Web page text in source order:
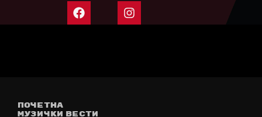
ПОЧЕТНА
МУЗИЧКИ ВЕСТИ